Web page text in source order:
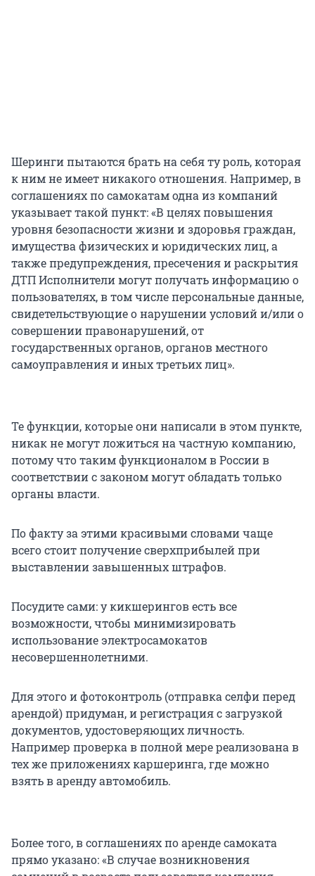
Шеринги пытаются брать на себя ту роль, которая
к ним не имеет никакого отношения. Например, в
соглашениях по самокатам одна из компаний
указывает такой пункт: «В целях повышения
уровня безопасности жизни и здоровья граждан,
имущества физических и юридических лиц, а
также предупреждения, пресечения и раскрытия
ДТП Исполнители могут получать информацию о
пользователях, в том числе персональные данные,
свидетельствующие о нарушении условий и/или о
совершении правонарушений, от
государственных органов, органов местного
самоуправления и иных третьих лиц».
Те функции, которые они написали в этом пункте,
никак не могут ложиться на частную компанию,
потому что таким функционалом в России в
соответствии с законом могут обладать только
органы власти.
По факту за этими красивыми словами чаще
всего стоит получение сверхприбылей при
выставлении завышенных штрафов.
Посудите сами: у кикшерингов есть все
возможности, чтобы минимизировать
использование электросамокатов
несовершеннолетними.
Для этого и фотоконтроль (отправка селфи перед
арендой) придуман, и регистрация с загрузкой
документов, удостоверяющих личность.
Например проверка в полной мере реализована в
тех же приложениях каршеринга, где можно
взять в аренду автомобиль.
Более того, в соглашениях по аренде самоката
прямо указано: «В случае возникновения